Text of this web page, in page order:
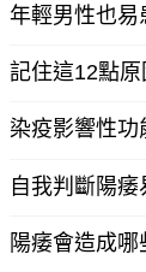
年輕男性也易
記住這12點
染疫影響性功
自我判斷陽
陽痿會造成哪